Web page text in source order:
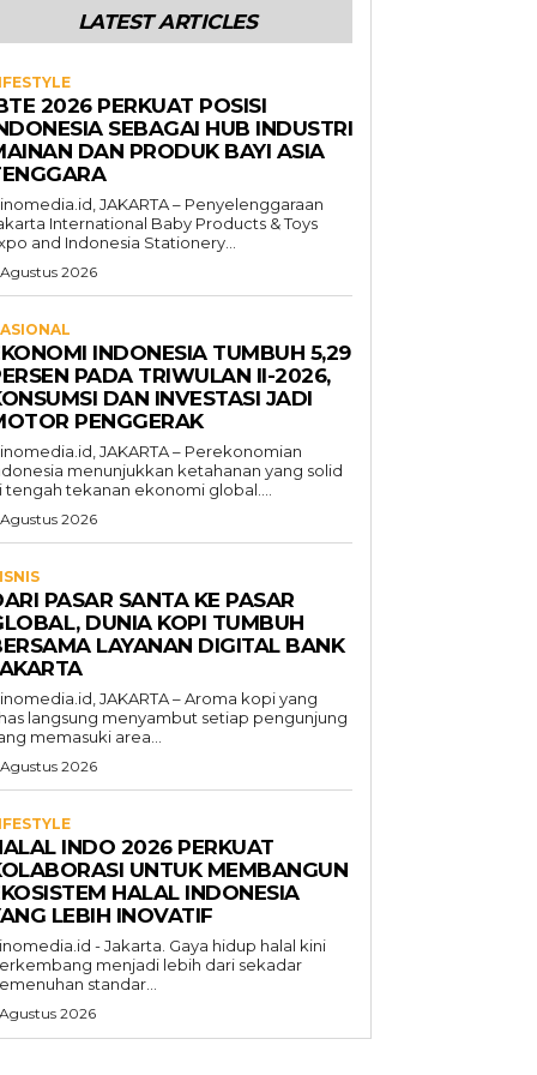
LATEST ARTICLES
2026 PERKUAT POSISI
SEBAGAI HUB INDUSTRI
DAN PRODUK BAYI ASIA
JAKARTA – Penyelenggaraan
International Baby Products & Toys
and Indonesia Stationery...
2026
INDONESIA TUMBUH 5,29
PADA TRIWULAN II-2026,
DAN INVESTASI JADI
PENGGERAK
JAKARTA – Perekonomian
menunjukkan ketahanan yang solid
tengah tekanan ekonomi global....
2026
PASAR SANTA KE PASAR
DUNIA KOPI TUMBUH
LAYANAN DIGITAL BANK
JAKARTA – Aroma kopi yang
langsung menyambut setiap pengunjung
memasuki area...
2026
INDO 2026 PERKUAT
UNTUK MEMBANGUN
HALAL INDONESIA
LEBIH INOVATIF
- Jakarta. Gaya hidup halal kini
menjadi lebih dari sekadar
standar...
2026